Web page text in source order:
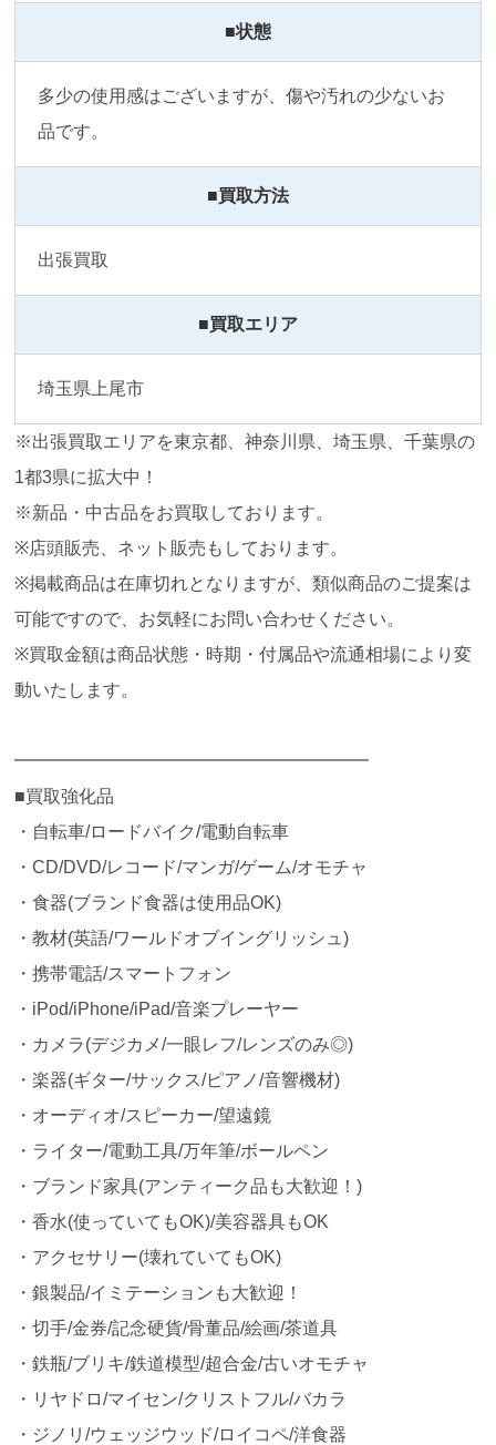
■状態
多少の使用感はございますが、傷や汚れの少ないお
品です。
■買取方法
出張買取
■買取エリア
埼玉県上尾市
※出張買取エリアを東京都、神奈川県、埼玉県、千葉県の
1都3県に拡大中！
※新品・中古品をお買取しております。
※店頭販売、ネット販売もしております。
※掲載商品は在庫切れとなりますが、類似商品のご提案は
可能ですので、お気軽にお問い合わせください。
※買取金額は商品状態・時期・付属品や流通相場により変
動いたします。
━━━━━━━━━━━━━━━━━━━━
■買取強化品
・自転車/ロードバイク/電動自転車
・CD/DVD/レコード/マンガ/ゲーム/オモチャ
・食器(ブランド食器は使用品OK)
・教材(英語/ワールドオブイングリッシュ)
・携帯電話/スマートフォン
・iPod/iPhone/iPad/音楽プレーヤー
・カメラ(デジカメ/一眼レフ/レンズのみ◎)
・楽器(ギター/サックス/ピアノ/音響機材)
・オーディオ/スピーカー/望遠鏡
・ライター/電動工具/万年筆/ボールペン
・ブランド家具(アンティーク品も大歓迎！)
・香水(使っていてもOK)/美容器具もOK
・アクセサリー(壊れていてもOK)
・銀製品/イミテーションも大歓迎！
・切手/金券/記念硬貨/骨董品/絵画/茶道具
・鉄瓶/ブリキ/鉄道模型/超合金/古いオモチャ
・リヤドロ/マイセン/クリストフル/バカラ
・ジノリ/ウェッジウッド/ロイコペ/洋食器